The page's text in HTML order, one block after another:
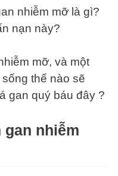
nhiễm mỡ là gì?
nạn này?
mỡ, và một
thế nào sẽ
gan quý báu đây ?
nhiễm